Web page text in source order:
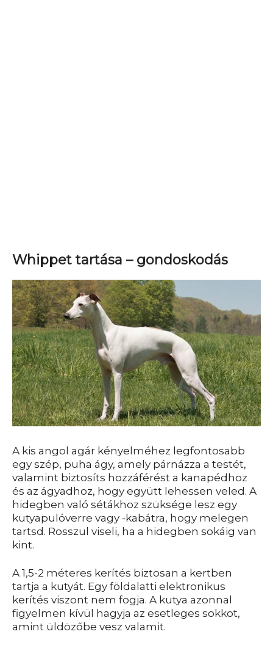
Whippet tartása – gondoskodás
A kis angol agár kényelméhez legfontosabb
egy szép, puha ágy, amely párnázza a testét,
valamint biztosíts hozzáférést a kanapédhoz
és az ágyadhoz, hogy együtt lehessen veled. A
hidegben való sétákhoz szüksége lesz egy
kutyapulóverre vagy -kabátra, hogy melegen
tartsd. Rosszul viseli, ha a hidegben sokáig van
kint.
A 1,5-2 méteres kerítés biztosan a kertben
tartja a kutyát. Egy földalatti elektronikus
kerítés viszont nem fogja. A kutya azonnal
figyelmen kívül hagyja az esetleges sokkot,
amint üldözőbe vesz valamit.